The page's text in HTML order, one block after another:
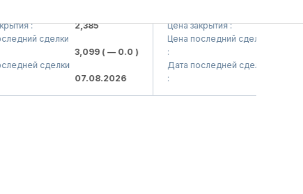
:
2,385
сделки
3,099( — 0.0 )
сделки
07.08.2026
Цена закрытия :
1,208
Цена последний сделки
Дата последней сделки